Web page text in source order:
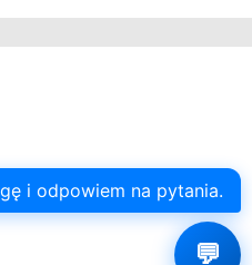
i odpowiem na pytania.
💬